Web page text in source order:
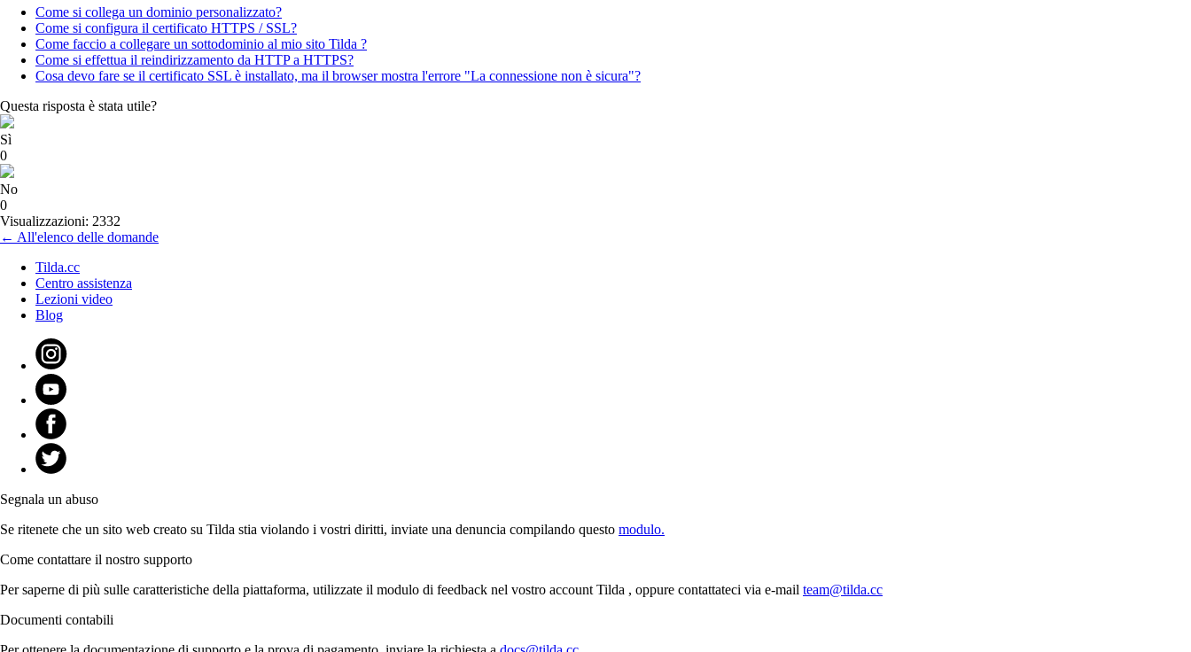
Come si collega un dominio personalizzato?
Come si configura il certificato HTTPS / SSL?
Come faccio a collegare un sottodominio al mio sito Tilda ?
Come si effettua il reindirizzamento da HTTP a HTTPS?
Cosa devo fare se il certificato SSL è installato, ma il browser mostra l'errore "La connessione non è sicura"?
Questa risposta è stata utile?
Sì
0
No
0
Visualizzazioni: 2332
← All'elenco delle domande
Tilda.cc
Centro assistenza
Lezioni video
Blog
Segnala un abuso
Se ritenete che un sito web creato su Tilda stia violando i vostri diritti, inviate una denuncia compilando questo modulo.
Come contattare il nostro supporto
Per saperne di più sulle caratteristiche della piattaforma, utilizzate il modulo di feedback nel vostro account Tilda , oppure contattateci via e-mail team@tilda.cc
Documenti contabili